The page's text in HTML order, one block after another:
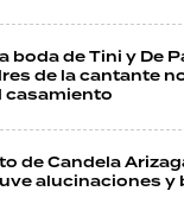
boda de Tini y De
de la cantante
casamiento
de Candela
alucinaciones y